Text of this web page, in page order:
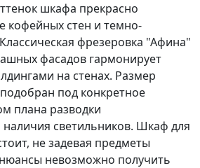
шкафа прекрасно
кофейных стен и темно-
фрезеровка "Афина"
фасадов гармонирует
на стенах. Размер
под конкретное
плана разводки
наличия светильников. Шкаф для
не задевая предметы
невозможно получить